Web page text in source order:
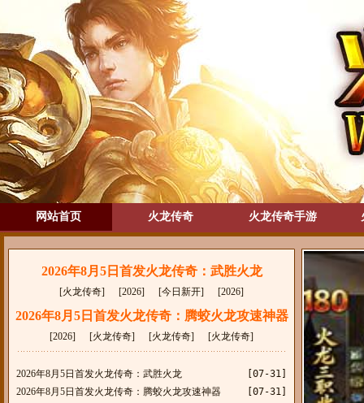
网站首页 火龙传奇 火龙传奇手游
2026年8月5日首发火龙传奇：武胜火龙
[火龙传奇] [2026] [今日新开] [2026]
2026年8月5日首发火龙传奇：腾蛟火龙攻速神器
[2026] [火龙传奇] [火龙传奇] [火龙传奇]
[07-31]
2026年8月5日首发火龙传奇：武胜火龙
[07-31]
2026年8月5日首发火龙传奇：腾蛟火龙攻速神器